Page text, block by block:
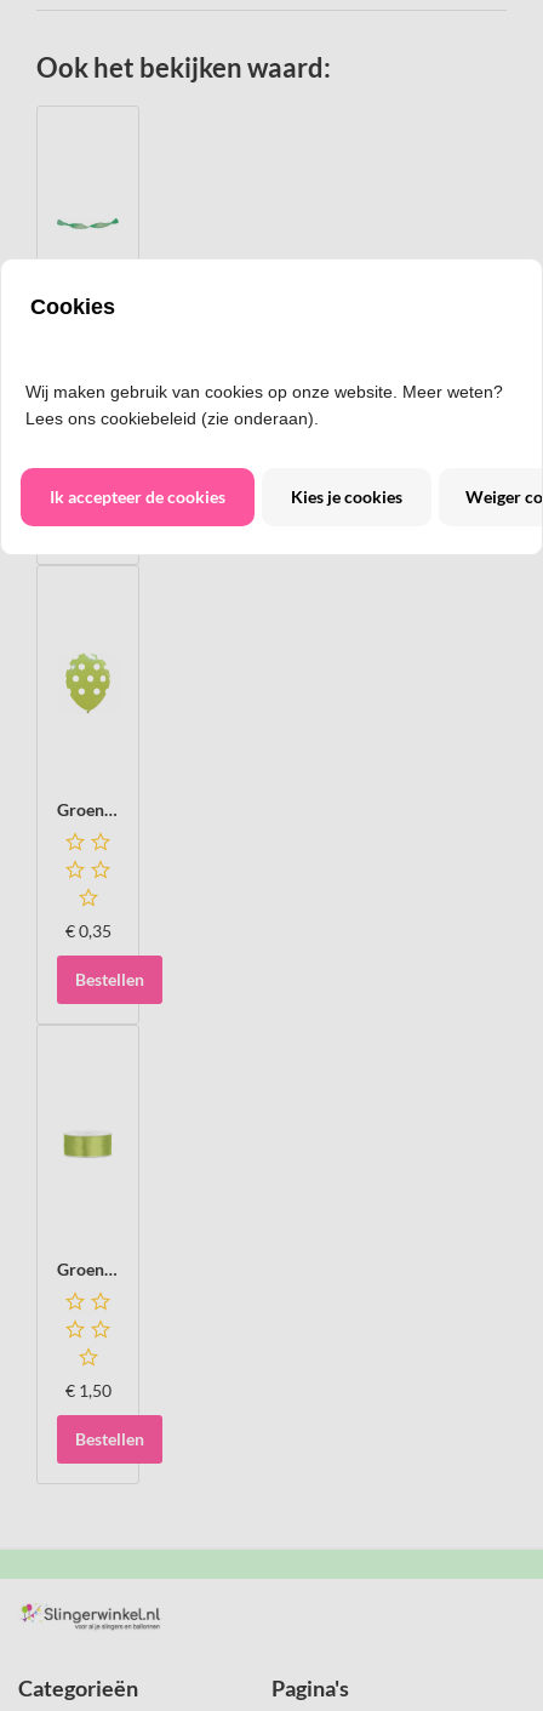
Ook het bekijken waard:
€3,95
Groen, appel/lime Polka dots Ballon, 30cm
€ 0,35
Bestellen
Groen, appel/lime Satijn lint, 25mm, rol 25 m
€ 1,50
Bestellen
Categorieën Pagina's
Cookies
Wij maken gebruik van cookies op onze website. Meer weten?
Lees ons cookiebeleid (zie onderaan).
Ik accepteer de cookies Kies je cookies Weiger